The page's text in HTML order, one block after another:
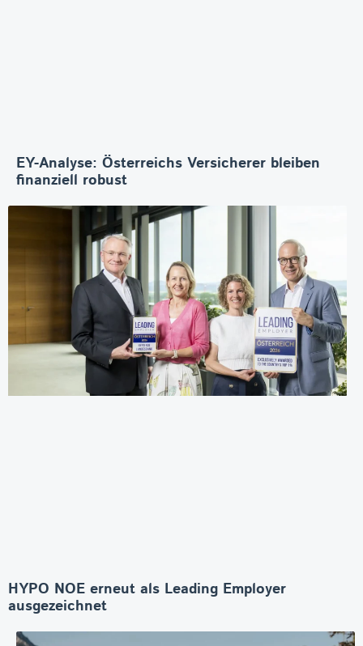
EY-Analyse: Österreichs Versicherer bleiben
finanziell robust
HYPO NOE erneut als Leading Employer
ausgezeichnet